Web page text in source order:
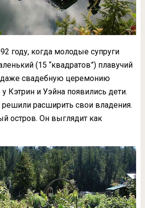
году, когда молодые супруги
(15 “квадратов”) плавучий
свадебную церемонию
Кэтрин и Уэйна появились дети.
расширить свои владения.
остров. Он выглядит как